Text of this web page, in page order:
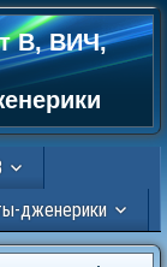
В, ВИЧ,
дженерики